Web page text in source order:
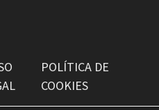
POLÍTICA DE
COOKIES